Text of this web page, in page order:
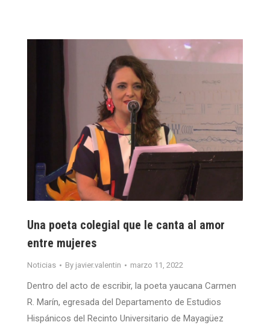
Una poeta colegial que le canta al amor
entre mujeres
Noticias By javier.valentin marzo 11, 2022
Dentro del acto de escribir, la poeta yaucana Carmen
R. Marín, egresada del Departamento de Estudios
Hispánicos del Recinto Universitario de Mayagüez